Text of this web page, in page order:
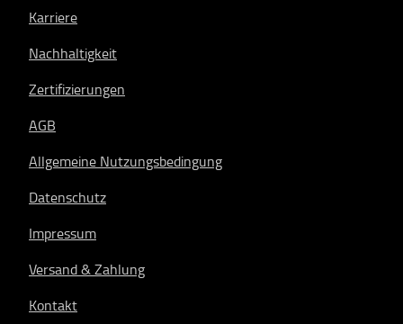
Karriere
Nachhaltigkeit
Zertifizierungen
AGB
Allgemeine Nutzungsbedingung
Datenschutz
Impressum
Versand & Zahlung
Kontakt